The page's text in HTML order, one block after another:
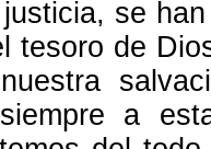
se
tesoro de
a